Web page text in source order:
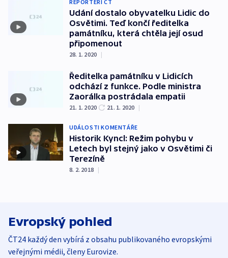
REPORTÉŘI ČT
Udání dostalo obyvatelku Lidic do
Osvětimi. Teď končí ředitelka
památníku, která chtěla její osud
připomenout
28. 1. 2020 |
Ředitelka památníku v Lidicích
odchází z funkce. Podle ministra
Zaorálka postrádala empatii
21. 1. 2020 21. 1. 2020 |
UDÁLOSTI KOMENTÁŘE
Historik Kyncl: Režim pohybu v
Letech byl stejný jako v Osvětimi či
Terezíně
8. 2. 2018 |
Evropský pohled
ČT24 každý den vybírá z obsahu publikovaného evropskými
veřejnými médii, členy Eurovize.